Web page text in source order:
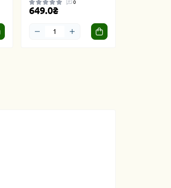
0
649.0₴